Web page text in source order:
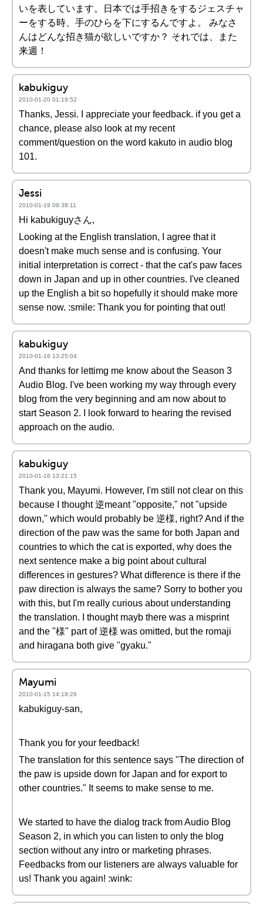
いを表しています。日本では手招きをするジェスチャ
ーをする時、手のひらを下にするんですよ。 みなさ
んはどんな招き猫が欲しいですか？ それでは、また
来週！
kabukiguy
2010-01-20 01:19:52
Thanks, Jessi. I appreciate your feedback. if you get a
chance, please also look at my recent
comment/question on the word kakuto in audio blog
101.
Jessi
2010-01-19 09:38:11
Hi kabukiguyさん,
Looking at the English translation, I agree that it
doesn't make much sense and is confusing. Your
initial interpretation is correct - that the cat's paw faces
down in Japan and up in other countries. I've cleaned
up the English a bit so hopefully it should make more
sense now. :smile: Thank you for pointing that out!
kabukiguy
2010-01-16 13:25:04
And thanks for lettimg me know about the Season 3
Audio Blog. I've been working my way through every
blog from the very beginning and am now about to
start Season 2. I look forward to hearing the revised
approach on the audio.
kabukiguy
2010-01-16 13:21:15
Thank you, Mayumi. However, I'm still not clear on this
because I thought 逆meant "opposite," not "upside
down," which would probably be 逆様, right? And if the
direction of the paw was the same for both Japan and
countries to which the cat is exported, why does the
next sentence make a big point about cultural
differences in gestures? What difference is there if the
paw direction is always the same? Sorry to bother you
with this, but I'm really curious about understanding
the translation. I thought mayb there was a misprint
and the "様" part of 逆様 was omitted, but the romaji
and hiragana both give "gyaku."
Mayumi
2010-01-15 14:18:26
kabukiguy-san,
Thank you for your feedback!
The translation for this sentence says "The direction of
the paw is upside down for Japan and for export to
other countries." It seems to make sense to me.
We started to have the dialog track from Audio Blog
Season 2, in which you can listen to only the blog
section without any intro or marketing phrases.
Feedbacks from our listeners are always valuable for
us! Thank you again! :wink: